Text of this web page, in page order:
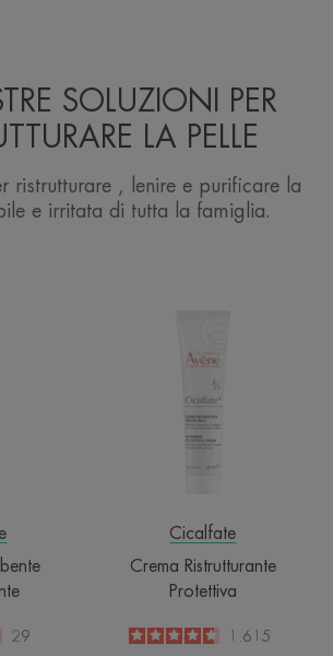
SOLUZIONI PER
LA PELLE
ristrutturare , lenire e purificare la
e irritata di tutta la famiglia.
4.7
/
5
29
Protettiva
Cicalfate
Crema Ristrutturante
Protettiva
4.6
/51.615